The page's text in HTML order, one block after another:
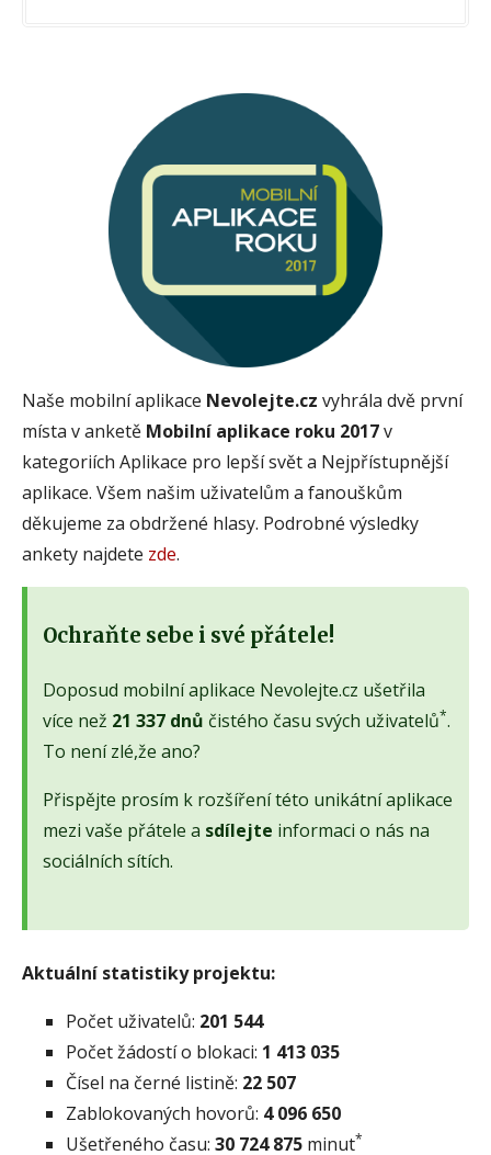
Naše mobilní aplikace Nevolejte.cz vyhrála dvě první
místa v anketě Mobilní aplikace roku 2017v
kategoriích Aplikace pro lepší svět a Nejpřístupnější
aplikace. Všem našim uživatelům a fanouškům
děkujeme za obdržené hlasy. Podrobné výsledky
ankety najdete zde.
Ochraňte sebe i své přátele!
Doposud mobilní aplikace Nevolejte.cz ušetřila
více než 21 337 dnů čistého času svých uživatelů*.
To není zlé,že ano?
Přispějte prosím k rozšíření této unikátní aplikace
mezi vaše přátele a sdílejte informaci o nás na
sociálních sítích.
Aktuální statistiky projektu:
Počet uživatelů: 201 544
Počet žádostí o blokaci: 1 413 035
Čísel na černé listině: 22 507
Zablokovaných hovorů: 4 096 650
Ušetřeného času: 30 724 875 minut*